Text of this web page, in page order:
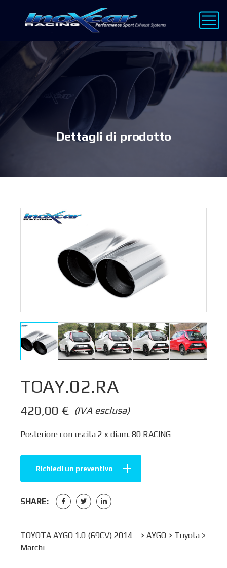
Dettagli di prodotto
TOAY.02.RA
(IVA esclusa)
420,00 €
Posteriore con uscita 2 x diam. 80 RACING
Richiedi un preventivo
SHARE:
TOYOTA AYGO 1.0 (69CV) 2014-- > AYGO > Toyota >
Marchi